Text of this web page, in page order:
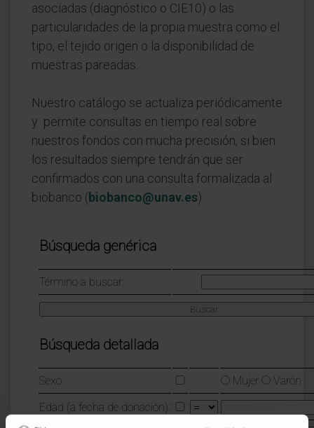
asociadas (diagnóstico o CIE10) o las
particularidades de la propia muestra como el
tipo, el tejido origen o la disponibilidad de
muestras pareadas.
Nuestro catálogo se actualiza periódicamente
y permite consultas en tiempo real sobre
nuestros fondos con mucha precisión, si bien
los resultados siempre tendrán que ser
confirmados con una consulta formalizada al
biobanco (biobanco@unav.es)